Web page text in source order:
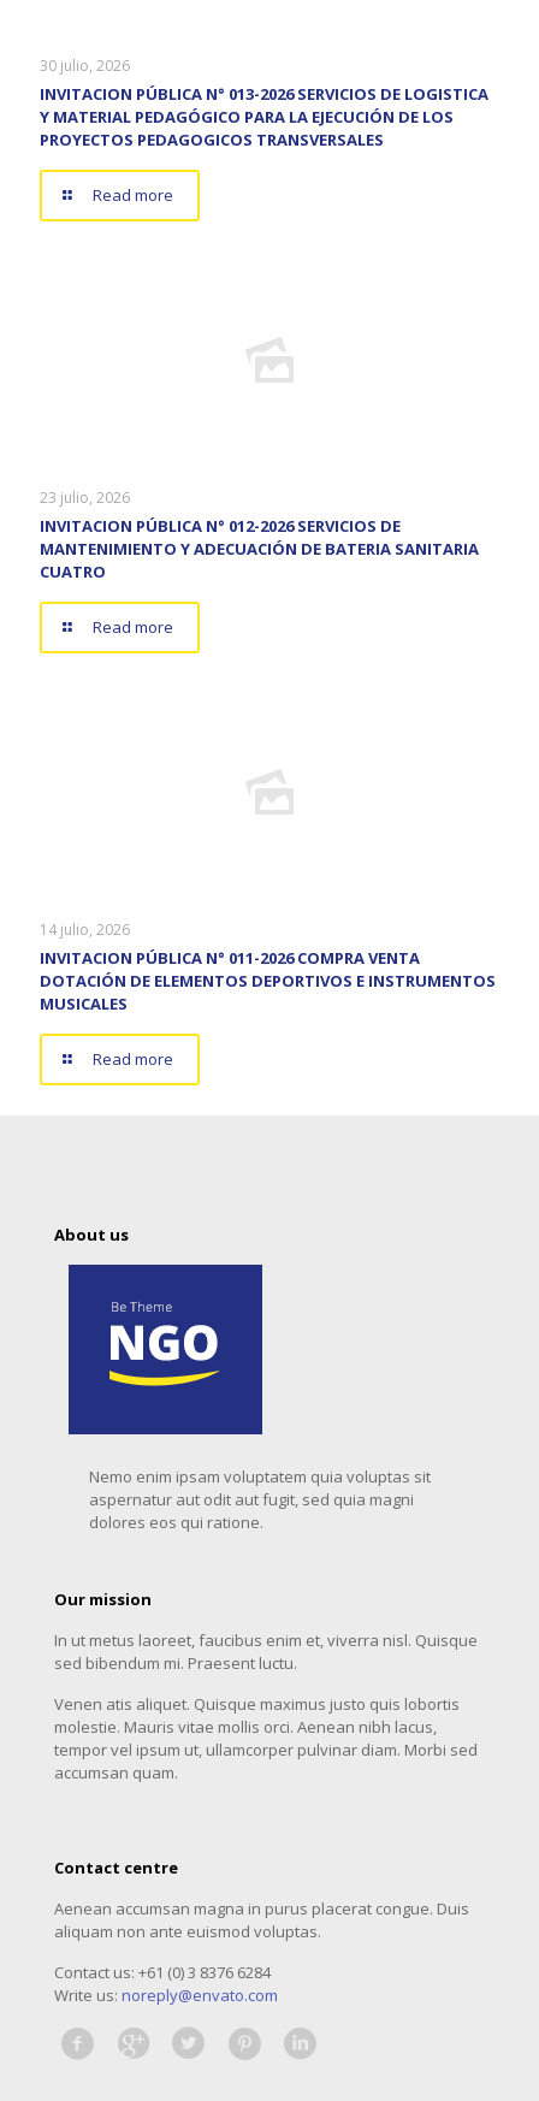
30 julio, 2026
INVITACION PÚBLICA N° 013-2026 SERVICIOS DE LOGISTICA
Y MATERIAL PEDAGÓGICO PARA LA EJECUCIÓN DE LOS
PROYECTOS PEDAGOGICOS TRANSVERSALES
Read more
23 julio, 2026
INVITACION PÚBLICA N° 012-2026 SERVICIOS DE
MANTENIMIENTO Y ADECUACIÓN DE BATERIA SANITARIA
CUATRO
Read more
14 julio, 2026
INVITACION PÚBLICA N° 011-2026 COMPRA VENTA
DOTACIÓN DE ELEMENTOS DEPORTIVOS E INSTRUMENTOS
MUSICALES
Read more
About us
Nemo enim ipsam voluptatem quia voluptas sit
aspernatur aut odit aut fugit, sed quia magni
dolores eos qui ratione.
Our mission
In ut metus laoreet, faucibus enim et, viverra nisl. Quisque
sed bibendum mi. Praesent luctu.
Venen atis aliquet. Quisque maximus justo quis lobortis
molestie. Mauris vitae mollis orci. Aenean nibh lacus,
tempor vel ipsum ut, ullamcorper pulvinar diam. Morbi sed
accumsan quam.
Contact centre
Aenean accumsan magna in purus placerat congue. Duis
aliquam non ante euismod voluptas.
Contact us: +61 (0) 3 8376 6284
Write us: noreply@envato.com